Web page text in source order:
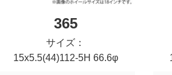
365
サイズ：
15x5.5(44)112-5H 66.6φ